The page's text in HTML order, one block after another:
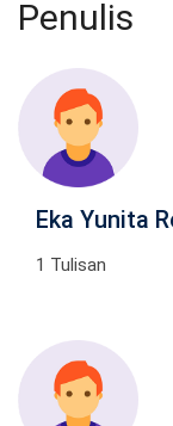
Penulis
Eka Yunita
1 Tulisan